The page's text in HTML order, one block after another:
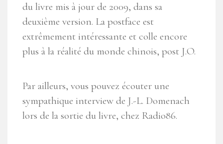
du livre mis à jour de 2009, dans sa
deuxième version. La postface est
extrêmement intéressante et colle encore
plus à la réalité du monde chinois, post J.O.
Par ailleurs, vous pouvez écouter une
sympathique interview de J.-L. Domenach
lors de la sortie du livre, chez Radio86.